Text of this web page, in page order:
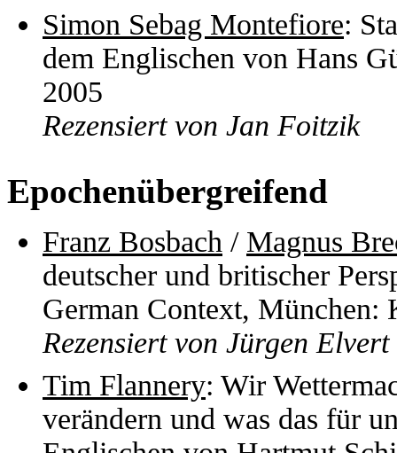
Simon Sebag Montefiore:
dem Englischen von Hans
2005
Rezensiert von Jan Foitzik
Epochenübergreifend
Franz Bosbach / Magnus
deutscher und britischer
German Context, München:
Rezensiert von Jürgen Elvert
Tim Flannery: Wir
verändern und was das für